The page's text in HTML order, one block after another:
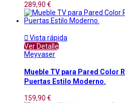
289,90 €
 Vista rápida
Ver Detalle
Meyvaser
Mueble TV para Pared Color
Puertas Estilo Moderno.
159,90 €